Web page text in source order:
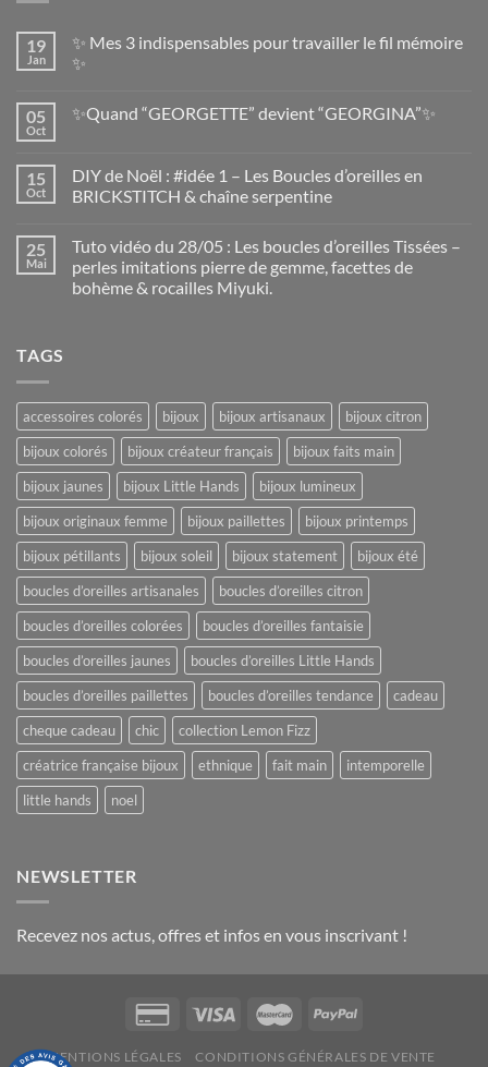
19
Jan
✨ Mes 3 indispensables pour travailler le fil mémoire
✨
05
Oct
✨Quand “GEORGETTE” devient “GEORGINA”✨
15
Oct
DIY de Noël : #idée 1 – Les Boucles d’oreilles en
BRICKSTITCH & chaîne serpentine
25
Mai
Tuto vidéo du 28/05 : Les boucles d’oreilles Tissées –
perles imitations pierre de gemme, facettes de
bohème & rocailles Miyuki.
TAGS
accessoires colorés bijoux bijoux artisanaux
bijoux citron
bijoux colorés
bijoux créateur français
bijoux faits main
bijoux jaunes
bijoux Little Hands
bijoux lumineux
bijoux originaux femme
bijoux paillettes
bijoux printemps
bijoux pétillants
bijoux soleil bijoux statement
bijoux été
boucles d’oreilles artisanales
boucles d’oreilles citron
boucles d’oreilles colorées
boucles d’oreilles fantaisie
boucles d’oreilles jaunes
boucles d’oreilles Little Hands
boucles d’oreilles paillettes
boucles d’oreilles tendance
cadeau
cheque cadeau
chic
collection Lemon Fizz
créatrice française bijoux
ethnique fait main
intemporelle
little hands
noel
NEWSLETTER
Recevez nos actus, offres et infos en vous inscrivant !
MENTIONS LÉGALES
CONDITIONS GÉNÉRALES DE VENTE